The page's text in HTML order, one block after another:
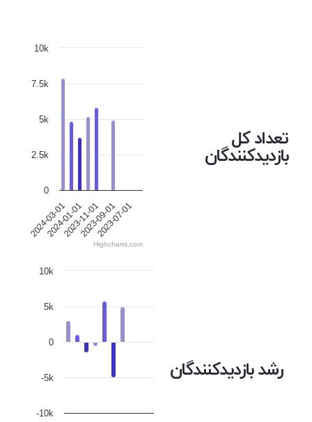
تعداد کل
بازدیدکنندگان
2024-03-01
2024-01-01
2023-11-01
2023-09-01
2023-07-01
0
2.5k
5k
7.5k
10k
Highcharts.com
رشد بازدیدکنندگان -5k
0
5k
-10k
10k